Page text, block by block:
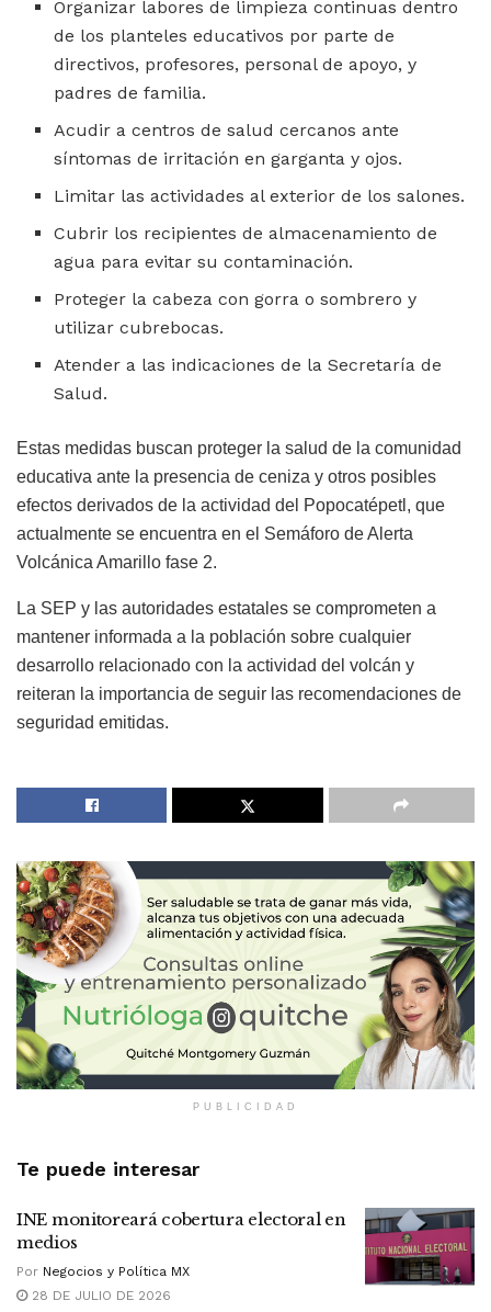
Organizar labores de limpieza continuas dentro
de los planteles educativos por parte de
directivos, profesores, personal de apoyo, y
padres de familia.
Acudir a centros de salud cercanos ante
síntomas de irritación en garganta y ojos.
Limitar las actividades al exterior de los salones.
Cubrir los recipientes de almacenamiento de
agua para evitar su contaminación.
Proteger la cabeza con gorra o sombrero y
utilizar cubrebocas.
Atender a las indicaciones de la Secretaría de
Salud.
Estas medidas buscan proteger la salud de la comunidad
educativa ante la presencia de ceniza y otros posibles
efectos derivados de la actividad del Popocatépetl, que
actualmente se encuentra en el Semáforo de Alerta
Volcánica Amarillo fase 2.
La SEP y las autoridades estatales se comprometen a
mantener informada a la población sobre cualquier
desarrollo relacionado con la actividad del volcán y
reiteran la importancia de seguir las recomendaciones de
seguridad emitidas.
PUBLICIDAD
Te puede interesar
INE monitoreará cobertura electoral en
medios
Por Negocios y Política MX
28 DE JULIO DE 2026